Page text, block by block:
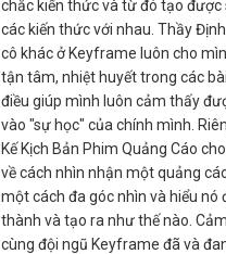
chắc kiến thức và từ đó tạo được
các kiến thức với nhau. Thầy
cô khác ở Keyframe luôn cho
tận tâm, nhiệt huyết trong các
điều giúp mình luôn cảm thấy
vào "sự học" của chính mình.
Kế Kịch Bản Phim Quảng Cáo
về cách nhìn nhận một quảng
một cách đa góc nhìn và hiểu nó
thành và tạo ra như thế nào.
cùng đội ngũ Keyframe đã và